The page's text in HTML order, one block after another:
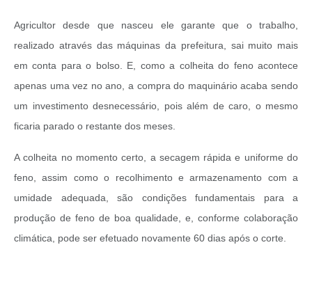
Agricultor desde que nasceu ele garante que o trabalho,
realizado através das máquinas da prefeitura, sai muito mais
em conta para o bolso. E, como a colheita do feno acontece
apenas uma vez no ano, a compra do maquinário acaba sendo
um investimento desnecessário, pois além de caro, o mesmo
ficaria parado o restante dos meses.
A colheita no momento certo, a secagem rápida e uniforme do
feno, assim como o recolhimento e armazenamento com a
umidade adequada, são condições fundamentais para a
produção de feno de boa qualidade, e, conforme colaboração
climática, pode ser efetuado novamente 60 dias após o corte.